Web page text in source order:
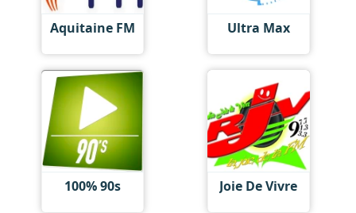
Aquitaine FM Ultra Max
100% 90s Joie De Vivre